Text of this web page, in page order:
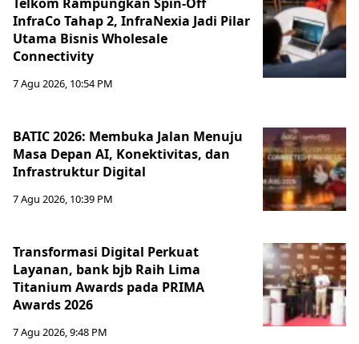
InfraCo Tahap 2, InfraNexia Jadi Pilar
Utama Bisnis Wholesale
Connectivity
7 Agu 2026, 10:54 PM
BATIC 2026: Membuka Jalan Menuju
Masa Depan AI, Konektivitas, dan
Infrastruktur Digital
7 Agu 2026, 10:39 PM
Transformasi Digital Perkuat
Layanan, bank bjb Raih Lima
Titanium Awards pada PRIMA
Awards 2026
7 Agu 2026, 9:48 PM